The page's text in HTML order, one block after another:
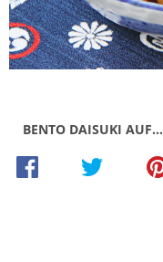
BENTO DAISUKI AUF…